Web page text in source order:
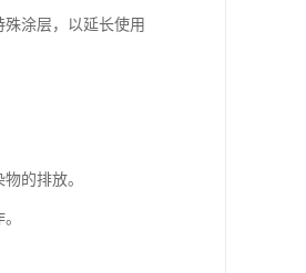
涂层，以延长使用
的排放。